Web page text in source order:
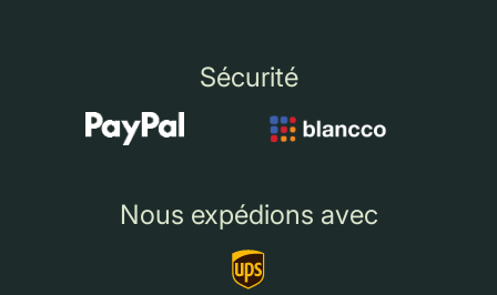
Sécurité
Nous expédions avec